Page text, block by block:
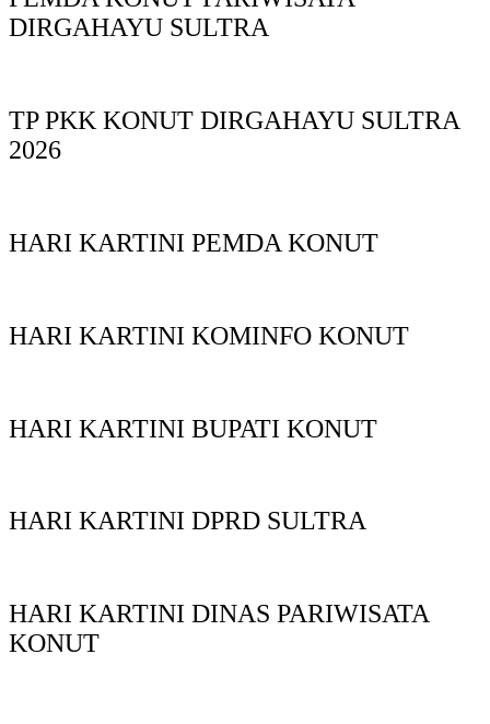
DIRGAHAYU SULTRA
TP PKK KONUT DIRGAHAYU SULTRA
2026
HARI KARTINI PEMDA KONUT
HARI KARTINI KOMINFO KONUT
HARI KARTINI BUPATI KONUT
HARI KARTINI DPRD SULTRA
HARI KARTINI DINAS PARIWISATA
KONUT